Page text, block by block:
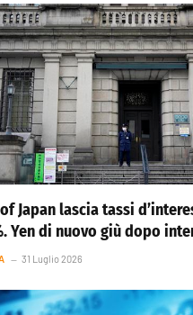
Japan lascia tassi
Yen di nuovo giù dopo
31 Luglio 2026